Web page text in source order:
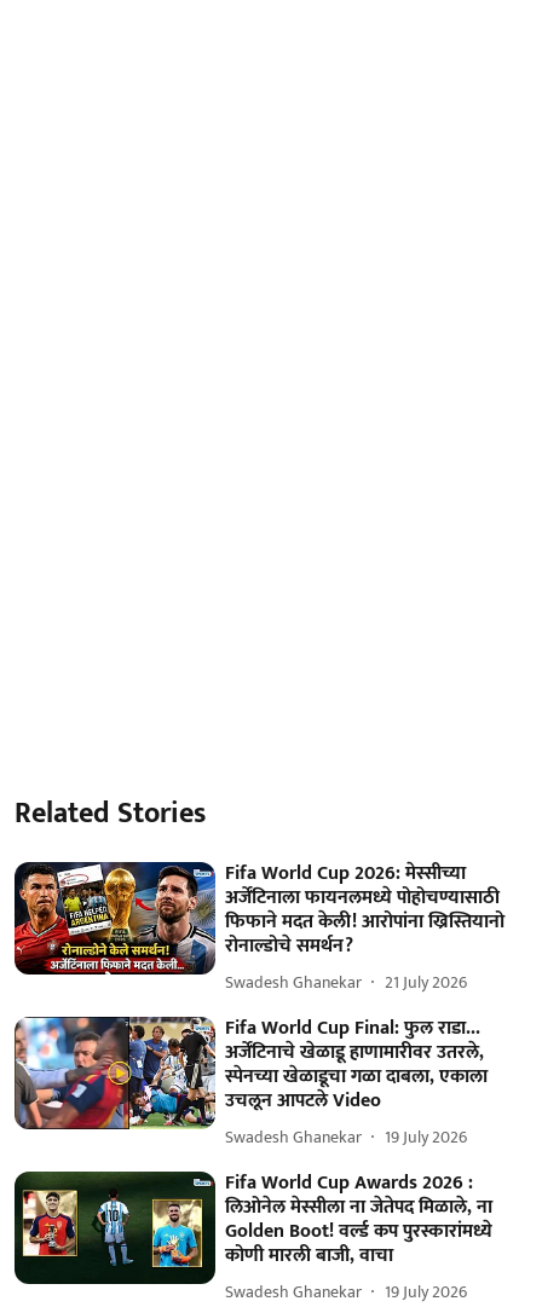
Related Stories
Fifa World Cup 2026: मेस्सीच्या
अर्जेंटिनाला फायनलमध्ये पोहोचण्यासाठी
फिफाने मदत केली! आरोपांना ख्रिस्तियानो
रोनाल्डोचे समर्थन?
Swadesh Ghanekar 21 July 2026
Fifa World Cup Final: फुल राडा...
अर्जेंटिनाचे खेळाडू हाणामारीवर उतरले,
स्पेनच्या खेळाडूचा गळा दाबला, एकाला
उचलून आपटले Video
Swadesh Ghanekar 19 July 2026
Fifa World Cup Awards 2026 :
लिओनेल मेस्सीला ना जेतेपद मिळाले, ना
Golden Boot! वर्ल्ड कप पुरस्कारांमध्ये
कोणी मारली बाजी, वाचा
Swadesh Ghanekar 19 July 2026